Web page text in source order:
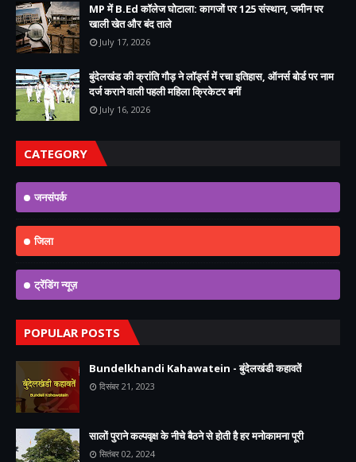
MP में B.Ed कॉलेज घोटाला: कागजों पर 125 संस्थान, जमीन पर
खाली खेत और बंद ताले
July 17, 2026
बुंदेलखंड की क्रांति गौड़ ने लॉर्ड्स में रचा इतिहास, ऑनर्स बोर्ड पर नाम
दर्ज कराने वाली पहली महिला क्रिकेटर बनीं
July 16, 2026
CATEGORY
जनसंपर्क
जिला
ट्रेंडिंग न्यूज़
POPULAR POSTS
Bundelkhandi Kahawatein - बुंदेलखंडी कहावतें
दिसंबर 21, 2023
सालों पुराने कल्पवृक्ष के नीचे बैठने से होती है हर मनोकामना पूरी
सितंबर 02, 2024